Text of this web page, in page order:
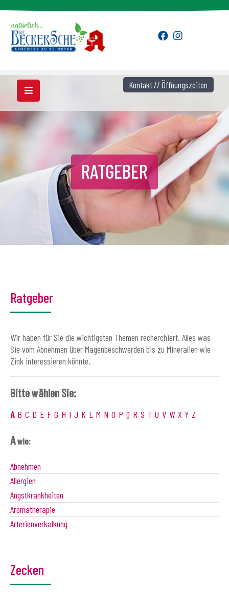
RATGEBER
Ratgeber
Wir haben für Sie die wichtigsten Themen recherchiert. Alles was
Sie vom Abnehmen über Magenbeschwerden bis zu Mineralien wie
Zink interessieren könnte.
Bitte wählen Sie:
A B C D E F G H I J K L M N O P Q R S T U V W X Y Z
Awie:
Abnehmen
Allergien
Angstkrankheiten
Aromatherapie
Arterienverkalkung
Zecken
Kontakt // Öffnungszeiten